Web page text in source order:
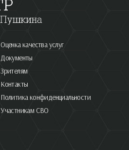
Оценка качества услуг
Документы
Зрителям
Контакты
Политика конфиденциальности
Участникам СВО